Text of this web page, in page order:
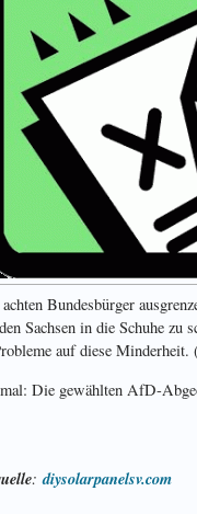
achten Bundesbürger
Sachsen in die Schuhe zu
auf diese
Die gewählten AfD-
:diysolarpanelsv.com